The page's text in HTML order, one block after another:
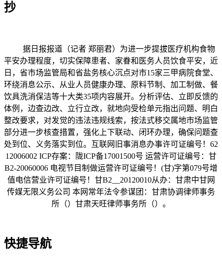
抄
据日报报道（记者 郑丽君）为进一步提拔医疗机构食物
平安办理程度，切实保障患者、家眷和医务人员饮食平安，近
日，省市场监管局和省盐务核心沉点对市15家三甲病院食堂、
环绕消息公示、从业人员健康办理、原料节制、加工制做、餐
饮具洗消保洁等十大类35项内容展开。分析评估、立即反馈的
体例，边查边改、立行立改，就地向受检单元指出问题、明白
整改要求，对发觉的违法违规线索，按法式移交属地市场监管
部分进一步核查措置，强化上下联动、闭环办理，确保问题查
处到位、义务落实到位。互联网旧事消息办事许可证编号！62
12006002 ICP存案：陇ICP备17001500号 运营许可证编号：甘
B2-20060006 电视节目制做运营许可证编号！(甘)字第079号增
值电信营业许可证编号！甘B2__20120010从办：甘肃中甘网
传媒无限义务公司 本网常年法令参谋团：甘肃协调律师事务
所（）甘肃天旺律师事务所（）。
快捷导航